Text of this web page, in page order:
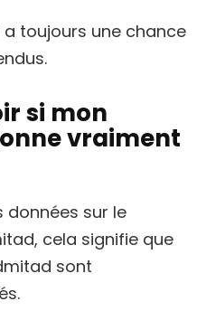
a toujours une chance
si mon
vraiment
données sur le
cela signifie que
sont